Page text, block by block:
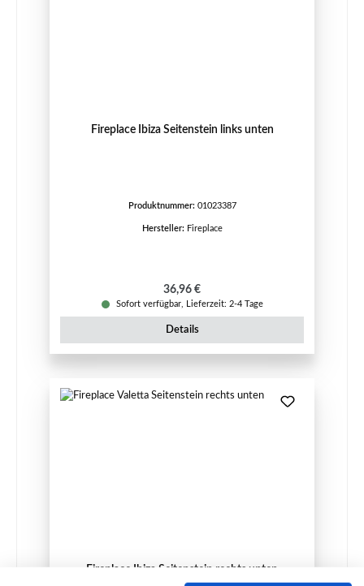
Fireplace Ibiza Seitenstein links unten
Produktnummer: 01023387
Hersteller: Fireplace
Regulärer Preis:
36,96 €
Sofort verfügbar, Lieferzeit: 2-4 Tage
Details
Fireplace Ibiza Seitenstein rechts unten